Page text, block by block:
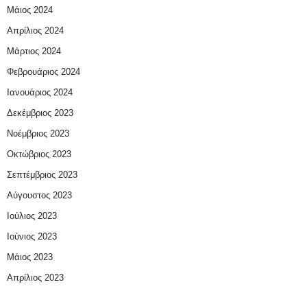
Μάιος 2024
Απρίλιος 2024
Μάρτιος 2024
Φεβρουάριος 2024
Ιανουάριος 2024
Δεκέμβριος 2023
Νοέμβριος 2023
Οκτώβριος 2023
Σεπτέμβριος 2023
Αύγουστος 2023
Ιούλιος 2023
Ιούνιος 2023
Μάιος 2023
Απρίλιος 2023